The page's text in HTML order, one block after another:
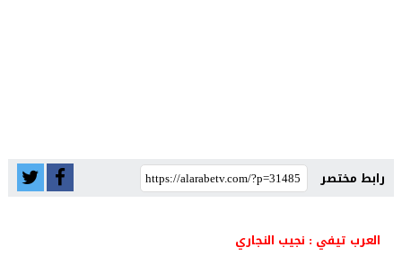
رابط مختصر
العرب تيفي : نجيب النجاري